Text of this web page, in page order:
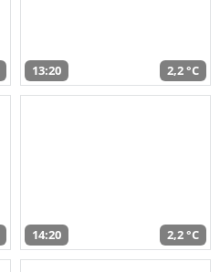
13:20 2,2 °C
14:20 2,2 °C